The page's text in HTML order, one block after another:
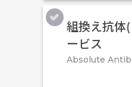
組換え抗体
ービス
Absolute